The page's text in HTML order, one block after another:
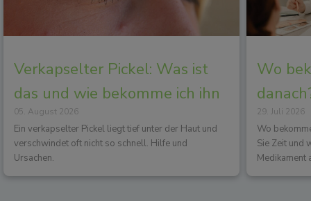
Verkapselter Pickel: Was ist
das und wie bekomme ich ihn
los?
05. August 2026
Ein verkapselter Pickel liegt tief unter der Haut und
verschwindet oft nicht so schnell. Hilfe und
Ursachen.
Wo
29. Juli 2026
Wo
Sie Zeit und
Medikament